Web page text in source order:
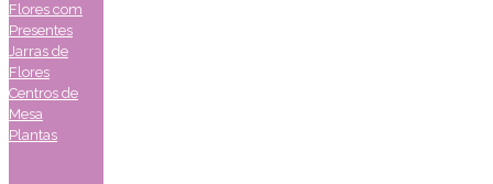
Flores com
Presentes
Jarras de
Flores
Centros de
Mesa
Plantas